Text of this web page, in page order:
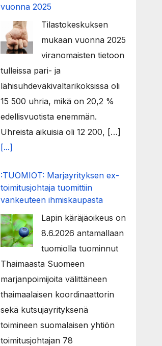
vuonna 2025
Tilastokeskuksen
mukaan vuonna 2025
viranomaisten tietoon
tulleissa pari- ja
lähisuhdeväkivaltarikoksissa oli
15 500 uhria, mikä on 20,2 %
edellisvuotista enemmän.
Uhreista aikuisia oli 12 200, […]
[...]
:TUOMIOT: Marjayrityksen ex-
toimitusjohtaja tuomittiin
vankeuteen ihmiskaupasta
Lapin käräjäoikeus on
8.6.2026 antamallaan
tuomiolla tuominnut
Thaimaasta Suomeen
marjanpoimijoita välittäneen
thaimaalaisen koordinaattorin
sekä kutsujayrityksenä
toimineen suomalaisen yhtiön
toimitusjohtajan 78